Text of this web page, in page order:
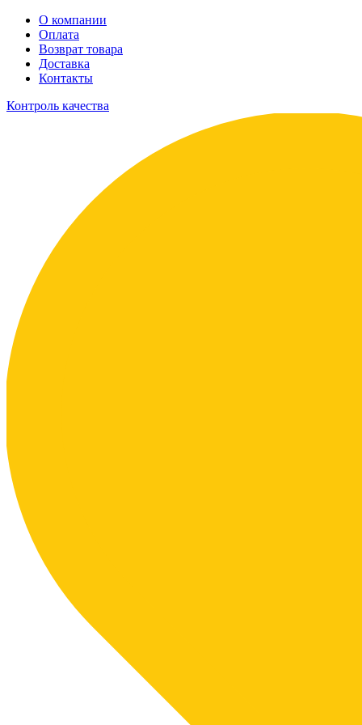
О компании
Оплата
Возврат товара
Доставка
Контакты
Контроль качества